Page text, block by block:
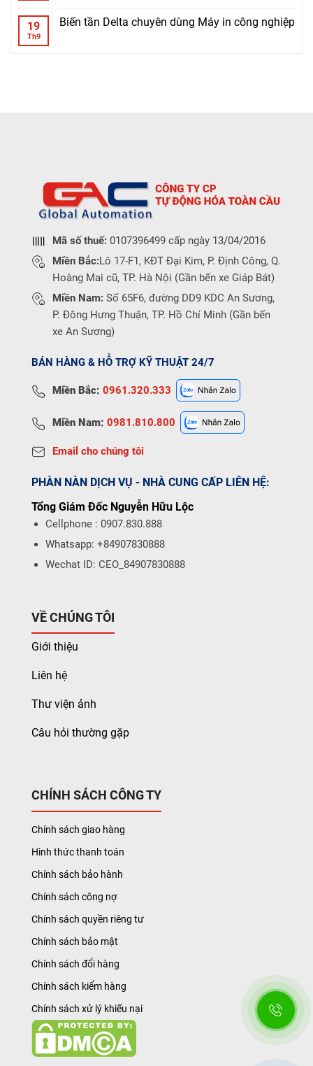
19
Th9
Biến tần Delta chuyên dùng Máy in công nghiệp
Mã số thuế: 0107396499 cấp ngày 13/04/2016
Miền Bắc:Lô 17-F1, KĐT Đại Kim, P. Định Công, Q.
Hoàng Mai cũ, TP. Hà Nội (Gần bến xe Giáp Bát)
Miền Nam: Số 65F6, đường DD9 KDC An Sương,
P. Đông Hưng Thuận, TP. Hồ Chí Minh (Gần bến
xe An Sương)
BÁN HÀNG & HỖ TRỢ KỸ THUẬT 24/7
Miền Bắc: 0961.320.333
Miền Nam: 0981.810.800
Email cho chúng tôi
PHÀN NÀN DỊCH VỤ - NHÀ CUNG CẤP LIÊN HỆ:
Tổng Giám Đốc Nguyễn Hữu Lộc
Cellphone : 0907.830.888
Whatsapp: +84907830888
Wechat ID: CEO_84907830888
VỀ CHÚNG TÔI
Giới thiệu
Liên hệ
Thư viện ảnh
Câu hỏi thường gặp
CHÍNH SÁCH CÔNG TY
Chính sách giao hàng
Hình thức thanh toán
Chính sách bảo hành
Chính sách công nợ
Chính sách quyền riêng tư
Chính sách bảo mật
Chính sách đổi hàng
Chính sách kiểm hàng
Chính sách xử lý khiếu nại